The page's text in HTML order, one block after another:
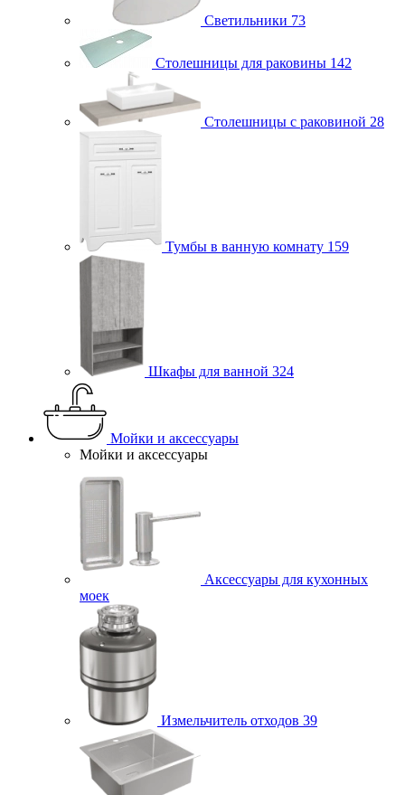
Светильники 73
Столешницы для раковины 142
Столешницы с раковиной 28
Тумбы в ванную комнату 159
Шкафы для ванной 324
Мойки и аксессуары
Мойки и аксессуары
Аксессуары для кухонных
моек
Измельчитель отходов 39